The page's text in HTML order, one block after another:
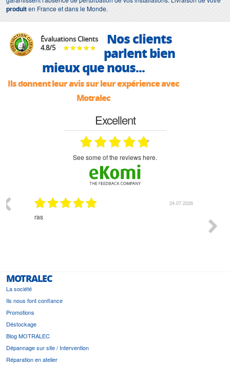
produiten France et dans le Monde.
Évaluations Clients
4.8/5
Nos clients
parlent bien
mieux que nous...
Ils donnent leur avis sur leur expérience avec
Motralec
Excellent
see some of the reviews here.
24.07.2026
ras
MOTRALEC
La société
Ils nous font confiance
Promotions
Déstockage
Blog MOTRALEC
Dépannage sur site / Intervention
Réparation en atelier